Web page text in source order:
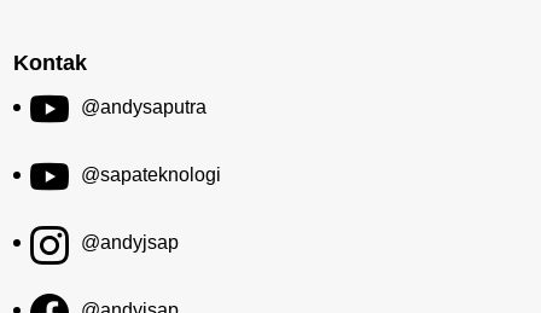
Kontak
@andysaputra
@sapateknologi
@andyjsap